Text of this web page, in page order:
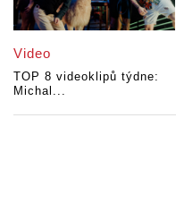
Video
TOP 8 videoklipů týdne:
Michal...